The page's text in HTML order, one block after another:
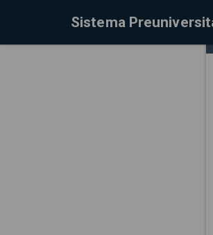
Sistema